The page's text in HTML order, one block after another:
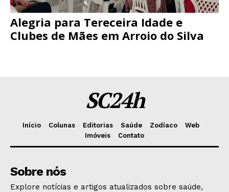
Alegria para Tereceira Idade e
Clubes de Mães em Arroio do Silva
SC24h
Início Colunas Editorias Saúde Zodíaco
Web
Imóveis
Contato
Sobre nós
Explore notícias e artigos atualizados sobre saúde,